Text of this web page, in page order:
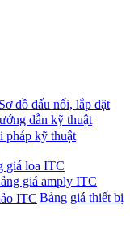
Sơ đồ đấu nối, lắp đặt
dẫn kỹ thuật
pháp kỹ thuật
giá loa ITC
giá amply ITC
Bảng giá thiết bị